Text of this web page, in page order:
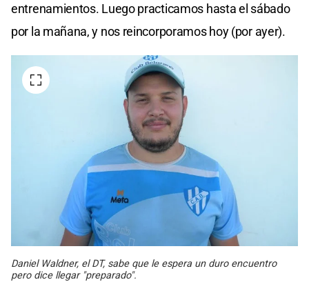
entrenamientos. Luego practicamos hasta el sábado
por la mañana, y nos reincorporamos hoy (por ayer).
Daniel Waldner, el DT, sabe que le espera un duro encuentro
pero dice llegar "preparado".